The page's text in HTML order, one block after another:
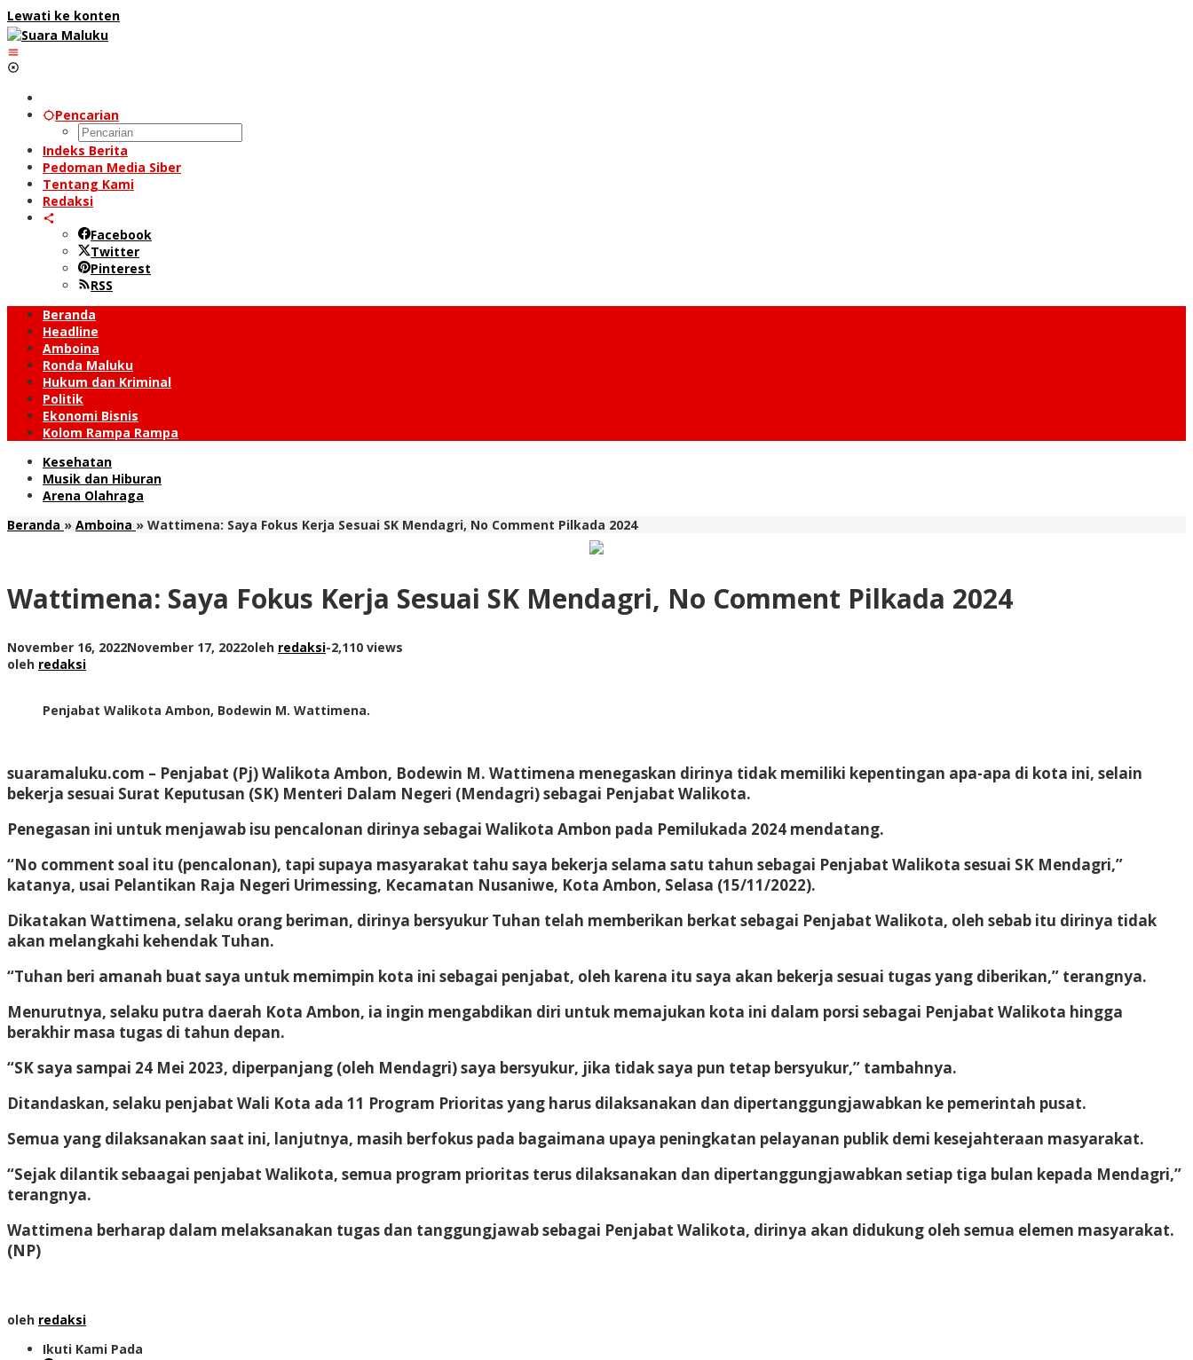
Lewati ke konten
Pencarian
Indeks Berita
Pedoman Media Siber
Tentang Kami
Redaksi
Facebook
Twitter
Pinterest
RSS
Beranda
Headline
Amboina
Ronda Maluku
Hukum dan Kriminal
Politik
Ekonomi Bisnis
Kolom Rampa Rampa
Kesehatan
Musik dan Hiburan
Arena Olahraga
Beranda » Amboina » Wattimena: Saya Fokus Kerja Sesuai SK Mendagri, No Comment Pilkada 2024
Wattimena: Saya Fokus Kerja Sesuai SK Mendagri, No Comment Pilkada 2024
November 16, 2022November 17, 2022oleh redaksi-2,110 views
oleh redaksi
Penjabat Walikota Ambon, Bodewin M. Wattimena.
suaramaluku.com – Penjabat (Pj) Walikota Ambon, Bodewin M. Wattimena menegaskan dirinya tidak memiliki kepentingan apa-apa di kota ini, selain
bekerja sesuai Surat Keputusan (SK) Menteri Dalam Negeri (Mendagri) sebagai Penjabat Walikota.
Penegasan ini untuk menjawab isu pencalonan dirinya sebagai Walikota Ambon pada Pemilukada 2024 mendatang.
“No comment soal itu (pencalonan), tapi supaya masyarakat tahu saya bekerja selama satu tahun sebagai Penjabat Walikota sesuai SK Mendagri,”
katanya, usai Pelantikan Raja Negeri Urimessing, Kecamatan Nusaniwe, Kota Ambon, Selasa (15/11/2022).
Dikatakan Wattimena, selaku orang beriman, dirinya bersyukur Tuhan telah memberikan berkat sebagai Penjabat Walikota, oleh sebab itu dirinya tidak
akan melangkahi kehendak Tuhan.
“Tuhan beri amanah buat saya untuk memimpin kota ini sebagai penjabat, oleh karena itu saya akan bekerja sesuai tugas yang diberikan,” terangnya.
Menurutnya, selaku putra daerah Kota Ambon, ia ingin mengabdikan diri untuk memajukan kota ini dalam porsi sebagai Penjabat Walikota hingga
berakhir masa tugas di tahun depan.
“SK saya sampai 24 Mei 2023, diperpanjang (oleh Mendagri) saya bersyukur, jika tidak saya pun tetap bersyukur,” tambahnya.
Ditandaskan, selaku penjabat Wali Kota ada 11 Program Prioritas yang harus dilaksanakan dan dipertanggungjawabkan ke pemerintah pusat.
Semua yang dilaksanakan saat ini, lanjutnya, masih berfokus pada bagaimana upaya peningkatan pelayanan publik demi kesejahteraan masyarakat.
“Sejak dilantik sebaagai penjabat Walikota, semua program prioritas terus dilaksanakan dan dipertanggungjawabkan setiap tiga bulan kepada Mendagri,”
terangnya.
Wattimena berharap dalam melaksanakan tugas dan tanggungjawab sebagai Penjabat Walikota, dirinya akan didukung oleh semua elemen masyarakat.
(NP)
oleh redaksi
Ikuti Kami Pada